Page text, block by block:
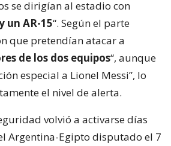
se dirigían al estadio con
un AR-15“. Según el parte
que pretendían atacar a
de los dos equipos“, aunque
especial a Lionel Messi”, lo
el nivel de alerta.
volvió a activarse días
Argentina-Egipto disputado el 7